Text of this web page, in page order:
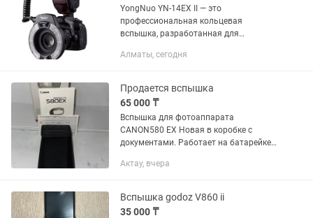
YongNuo YN-14EX II — это
профессиональная кольцевая
вспышка, разработанная для
фотографии, обеспечивающая
детализацию снимков. Независимая...
Алматы, сегодня
Продается вспышка
65 000 ₸
Вспышка для фотоаппарата
CANON580 EX Новая в коробке с
документами. Работает на батарейке
Актау, вчера
Вспышка godoz V860 ii
35 000 ₸